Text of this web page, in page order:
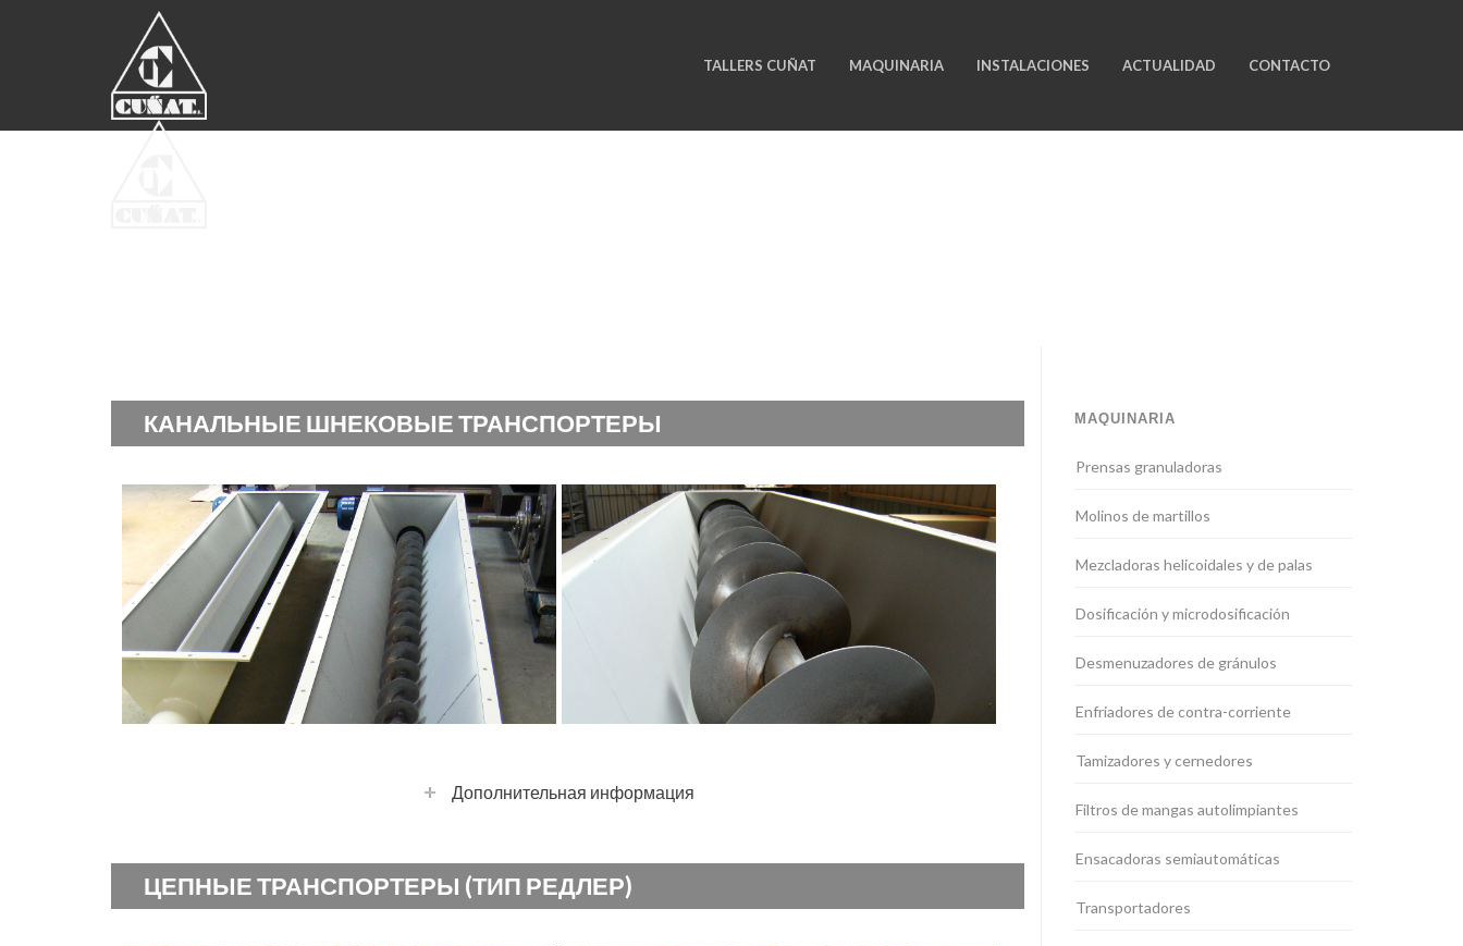
TALLERS CUÑAT MAQUINARIA INSTALACIONES ACTUALIDAD CONTACTO
КАНАЛЬНЫЕ ШНЕКОВЫЕ ТРАНСПОРТЕРЫ
+ +
Дополнительная информация
ЦЕПНЫЕ ТРАНСПОРТЕРЫ (ТИП РЕДЛЕР)
MAQUINARIA
Prensas granuladoras
Molinos de martillos
Mezcladoras helicoidales y de palas
Dosificación y microdosificación
Desmenuzadores de gránulos
Enfriadores de contra-corriente
Tamizadores y cernedores
Filtros de mangas autolimpiantes
Ensacadoras semiautomáticas
Transportadores